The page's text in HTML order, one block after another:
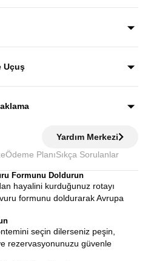
en ikonik şehirlerini ve kültürel
tek turda gezebileceğiniz
karşılaşmazsınız.
yer alan tüm geziler
Uçuş
biri olan Türk Hava
kalitesiyle seyahat edersiniz.
merkeze yakın kaliteli zincir
verimli kullanırsınız.
Yardım Merkezi
Ödeme Planı Sıkça Sorulanlar
Formunu Doldurun
hayalini kurduğunuz rotayı
formunu doldurarak Avrupa
seçin dilerseniz peşin,
rezervasyonunuzu güvenle